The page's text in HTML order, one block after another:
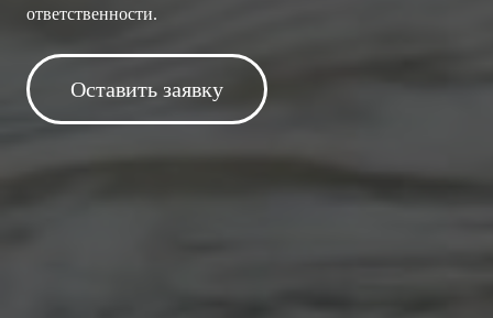
ответственности.
Оставить заявку